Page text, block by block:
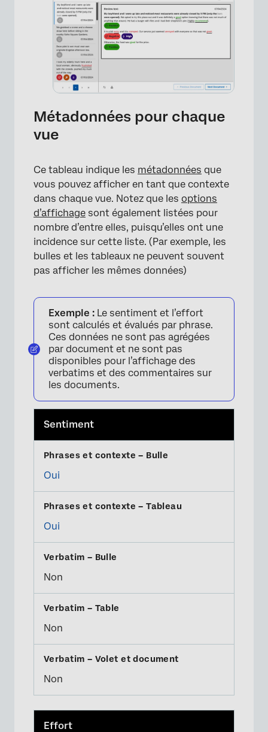
×
×
×
Métadonnées pour chaque
vue
Ce tableau indique les métadonnées que
vous pouvez afficher en tant que contexte
dans chaque vue. Notez que les options
d’affichage sont également listées pour
nombre d’entre elles, puisqu’elles ont une
incidence sur cette liste. (Par exemple, les
bulles et les tableaux ne peuvent souvent
pas afficher les mêmes données)
Exemple : Le sentiment et l’effort
sont calculés et évalués par phrase.
Ces données ne sont pas agrégées
par document et ne sont pas
disponibles pour l’affichage des
verbatims et des commentaires sur
les documents.
Sentiment
Oui
Oui
Non
Non
Non
Effort